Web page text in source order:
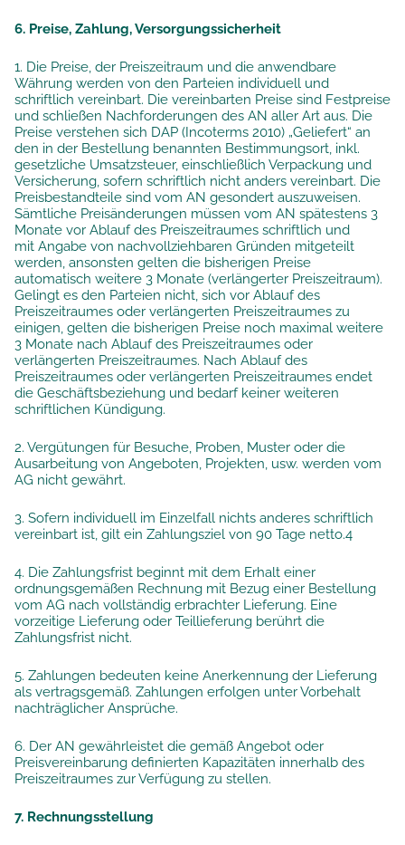
6. Preise, Zahlung, Versorgungssicherheit
1. Die Preise, der Preiszeitraum und die anwendbare
Währung werden von den Parteien individuell und
schriftlich vereinbart. Die vereinbarten Preise sind Festpreise
und schließen Nachforderungen des AN aller Art aus. Die
Preise verstehen sich DAP (Incoterms 2010) „Geliefert“ an
den in der Bestellung benannten Bestimmungsort, inkl.
gesetzliche Umsatzsteuer, einschließlich Verpackung und
Versicherung, sofern schriftlich nicht anders vereinbart. Die
Preisbestandteile sind vom AN gesondert auszuweisen.
Sämtliche Preisänderungen müssen vom AN spätestens 3
Monate vor Ablauf des Preiszeitraumes schriftlich und
mit Angabe von nachvollziehbaren Gründen mitgeteilt
werden, ansonsten gelten die bisherigen Preise
automatisch weitere 3 Monate (verlängerter Preiszeitraum).
Gelingt es den Parteien nicht, sich vor Ablauf des
Preiszeitraumes oder verlängerten Preiszeitraumes zu
einigen, gelten die bisherigen Preise noch maximal weitere
3 Monate nach Ablauf des Preiszeitraumes oder
verlängerten Preiszeitraumes. Nach Ablauf des
Preiszeitraumes oder verlängerten Preiszeitraumes endet
die Geschäftsbeziehung und bedarf keiner weiteren
schriftlichen Kündigung.
2. Vergütungen für Besuche, Proben, Muster oder die
Ausarbeitung von Angeboten, Projekten, usw. werden vom
AG nicht gewährt.
3. Sofern individuell im Einzelfall nichts anderes schriftlich
vereinbart ist, gilt ein Zahlungsziel von 90 Tage netto.4
4. Die Zahlungsfrist beginnt mit dem Erhalt einer
ordnungsgemäßen Rechnung mit Bezug einer Bestellung
vom AG nach vollständig erbrachter Lieferung. Eine
vorzeitige Lieferung oder Teillieferung berührt die
Zahlungsfrist nicht.
5. Zahlungen bedeuten keine Anerkennung der Lieferung
als vertragsgemäß. Zahlungen erfolgen unter Vorbehalt
nachträglicher Ansprüche.
6. Der AN gewährleistet die gemäß Angebot oder
Preisvereinbarung definierten Kapazitäten innerhalb des
Preiszeitraumes zur Verfügung zu stellen.
7. Rechnungsstellung